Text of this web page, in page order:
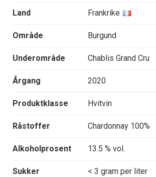
Land Frankrike
Område Burgund
Underområde Chablis Grand Cru
Årgang 2020
Produktklasse Hvitvin
Råstoffer Chardonnay 100%
Alkoholprosent 13.5 % vol.
Sukker < 3 gram per liter